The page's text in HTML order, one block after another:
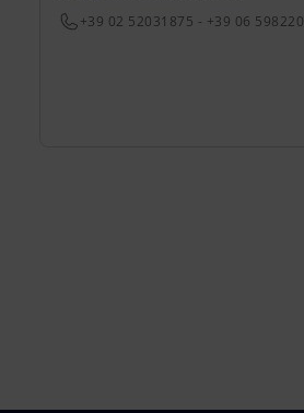
+39 02 52031875 - +39 06